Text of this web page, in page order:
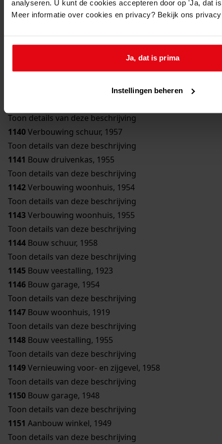
analyseren. U kunt de cookies accepteren door op 'Ja, dat
Meer informatie over cookies en privacy? Bekijk ons
Ja, dat is prima
Instellingen beheren
Toon details van deze beschrijving
1136Bouw bergplaats, 1950
Toon details van deze beschrijving
1137Bouw schuur, 1951
Toon details van deze beschrijving
Toon details van deze beschrijving
Toon details van deze beschrijving
1140Verbouwing schuur, 1957
Toon details van deze beschrijving
1141 Bouw druivenkas, 1955
Toon details van deze beschrijving
1142Verbouwing woonhuis, 1954
Toon details van deze beschrijving
1143Verbouwing woonhuis, 1955
Toon details van deze beschrijving
1144 Bouw schuur, 1958
Toon details van deze beschrijving
1145 Bouw veestalling, 1923
1146 Bouw garage, 1954
Toon details van deze beschrijving
1147 Bouw woonhuis, 1919
Toon details van deze beschrijving
1148 Bouw veestalling, 1955
Toon details van deze beschrijving
1149Vernieuwing voor- en zijgevel, 1958
Toon details van deze beschrijving
1150 Bouw garage, 1948
Toon details van deze beschrijving
1151 Aanbouw winkel, 1949
Toon details van deze beschrijving